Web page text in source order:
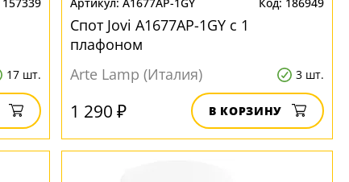
17 шт.
Спот Jovi A1677AP-1GY с 1
плафоном
Arte Lamp (Италия)
3 шт.
1 290 ₽ В КОРЗИНУ